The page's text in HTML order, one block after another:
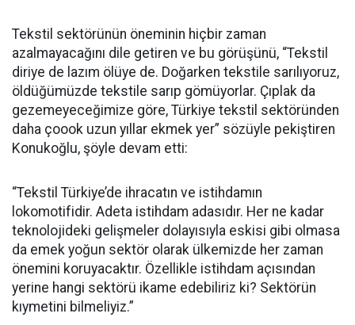
Tekstil sektörünün öneminin hiçbir zaman
azalmayacağını dile getiren ve bu görüşünü, “Tekstil
diriye de lazım ölüye de. Doğarken tekstile sarılıyoruz,
öldüğümüzde tekstile sarıp gömüyorlar. Çıplak da
gezemeyeceğimize göre, Türkiye tekstil sektöründen
daha çoook uzun yıllar ekmek yer” sözüyle pekiştiren
Konukoğlu, şöyle devam etti:
“Tekstil Türkiye’de ihracatın ve istihdamın
lokomotifidir. Adeta istihdam adasıdır. Her ne kadar
teknolojideki gelişmeler dolayısıyla eskisi gibi olmasa
da emek yoğun sektör olarak ülkemizde her zaman
önemini koruyacaktır. Özellikle istihdam açısından
yerine hangi sektörü ikame edebiliriz ki? Sektörün
kıymetini bilmeliyiz.”